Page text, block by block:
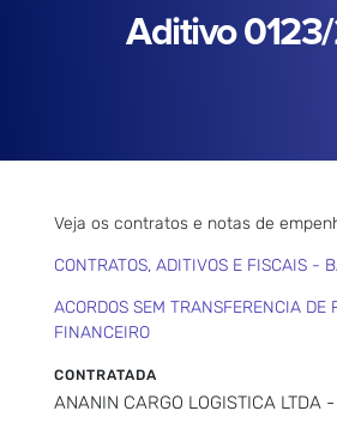
Aditivo
Veja os contratos e notas de
CONTRATOS, ADITIVOS E FISCAIS -
ACORDOS SEM TRANSFERENCIA DE
FINANCEIRO
CONTRATADA
ANANIN CARGO LOGISTICA LTDA